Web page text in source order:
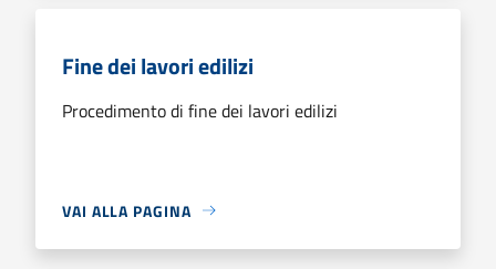
Fine dei lavori edilizi
Procedimento di fine dei lavori edilizi
VAI ALLA PAGINA